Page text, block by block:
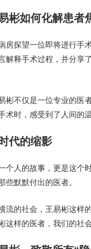
彬如何化解患者
房探望一位即将进行手
解释手术过程，并分享
彬不仅是一位专业的医
术时，感受到了人间的温
代的缩影
个人的故事，更是这个
些默默付出的医者。
流的社会，王易彬这样
这样的医者，我们的社